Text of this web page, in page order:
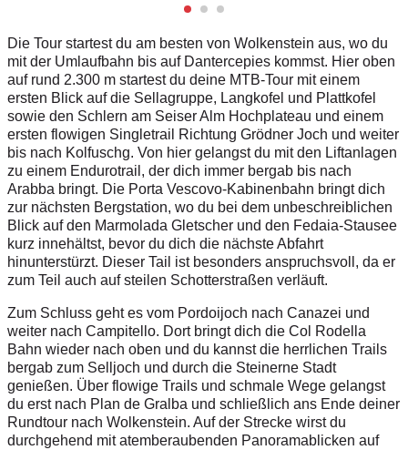
Die Tour startest du am besten von Wolkenstein aus, wo du
mit der Umlaufbahn bis auf Dantercepies kommst. Hier oben
auf rund 2.300 m startest du deine MTB-Tour mit einem
ersten Blick auf die Sellagruppe, Langkofel und Plattkofel
sowie den Schlern am Seiser Alm Hochplateau und einem
ersten flowigen Singletrail Richtung Grödner Joch und weiter
bis nach Kolfuschg. Von hier gelangst du mit den Liftanlagen
zu einem Endurotrail, der dich immer bergab bis nach
Arabba bringt. Die Porta Vescovo-Kabinenbahn bringt dich
zur nächsten Bergstation, wo du bei dem unbeschreiblichen
Blick auf den Marmolada Gletscher und den Fedaia-Stausee
kurz innehältst, bevor du dich die nächste Abfahrt
hinunterstürzt. Dieser Tail ist besonders anspruchsvoll, da er
zum Teil auch auf steilen Schotterstraßen verläuft.
Zum Schluss geht es vom Pordoijoch nach Canazei und
weiter nach Campitello. Dort bringt dich die Col Rodella
Bahn wieder nach oben und du kannst die herrlichen Trails
bergab zum Selljoch und durch die Steinerne Stadt
genießen. Über flowige Trails und schmale Wege gelangst
du erst nach Plan de Gralba und schließlich ans Ende deiner
Rundtour nach Wolkenstein. Auf der Strecke wirst du
durchgehend mit atemberaubenden Panoramablicken auf